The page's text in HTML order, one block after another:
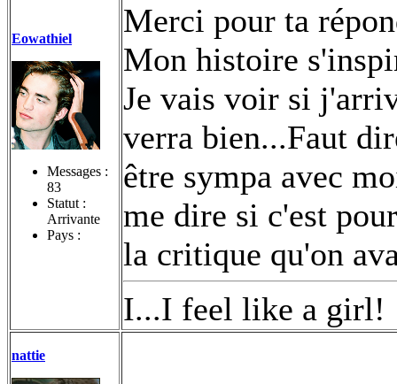
Eowathiel
Messages :
83
Statut :
Arrivante
Pays :
Merci pour ta
Mon histoire
Je vais voir si
verra bien...Faut
être sympa avec
me dire si c'est
la critique qu'on
I...I feel like a girl!
nattie